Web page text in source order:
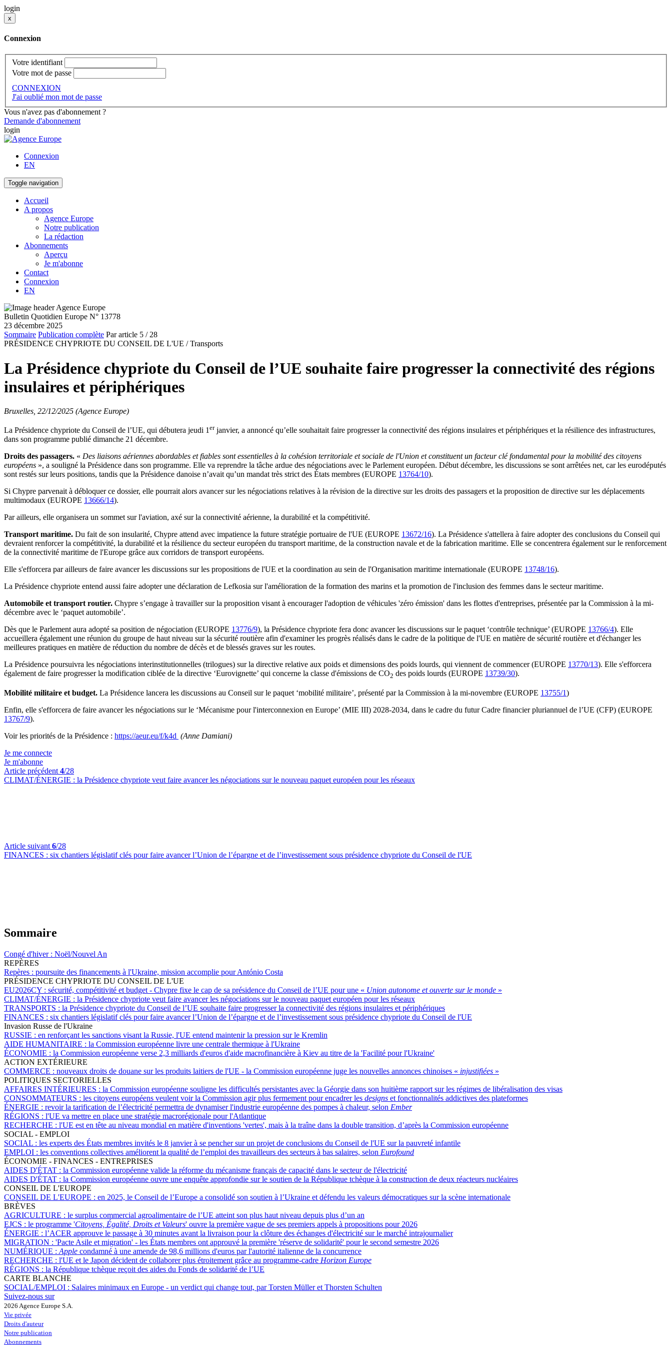
login
x
Connexion
Votre identifiant
Votre mot de passe
CONNEXION
J'ai oublié mon mot de passe
Vous n'avez pas d'abonnement ?
Demande d'abonnement
login
Connexion
EN
Toggle navigation
Accueil
A propos
Agence Europe
Notre publication
La rédaction
Abonnements
Aperçu
Je m'abonne
Contact
Connexion
EN
Bulletin Quotidien Europe N° 13778
23 décembre 2025
Sommaire Publication complète Par article 5 / 28
PRÉSIDENCE CHYPRIOTE DU CONSEIL DE L'UE / Transports
La Présidence chypriote du Conseil de l’UE souhaite faire progresser la connectivité des régions
insulaires et périphériques
Bruxelles, 22/12/2025 (Agence Europe)
La Présidence chypriote du Conseil de l’UE, qui débutera jeudi 1 erjanvier, a annoncé qu’elle souhaitait faire progresser la connectivité des régions insulaires et périphériques et la résilience des infrastructures,
dans son programme publié dimanche 21 décembre.
Droits des passagers. « Des liaisons aériennes abordables et fiables sont essentielles à la cohésion territoriale et sociale de l'Union et constituent un facteur clé fondamental pour la mobilité des citoyens
européens », a souligné la Présidence dans son programme. Elle va reprendre la tâche ardue des négociations avec le Parlement européen. Début décembre, les discussions se sont arrêtées net, car les eurodéputés
sont restés sur leurs positions, tandis que la Présidence danoise n’avait qu’un mandat très strict des États membres (EUROPE 13764/10).
Si Chypre parvenait à débloquer ce dossier, elle pourrait alors avancer sur les négociations relatives à la révision de la directive sur les droits des passagers et la proposition de directive sur les déplacements
multimodaux (EUROPE 13666/14).
Par ailleurs, elle organisera un sommet sur l'aviation, axé sur la connectivité aérienne, la durabilité et la compétitivité.
Transport maritime. Du fait de son insularité, Chypre attend avec impatience la future stratégie portuaire de l'UE (EUROPE 13672/16). La Présidence s'attellera à faire adopter des conclusions du Conseil qui
devraient renforcer la compétitivité, la durabilité et la résilience du secteur européen du transport maritime, de la construction navale et de la fabrication maritime. Elle se concentrera également sur le renforcement
de la connectivité maritime de l'Europe grâce aux corridors de transport européens.
Elle s'efforcera par ailleurs de faire avancer les discussions sur les propositions de l'UE et la coordination au sein de l'Organisation maritime internationale (EUROPE 13748/16).
La Présidence chypriote entend aussi faire adopter une déclaration de Lefkosia sur l'amélioration de la formation des marins et la promotion de l'inclusion des femmes dans le secteur maritime.
Automobile et transport routier. Chypre s’engage à travailler sur la proposition visant à encourager l'adoption de véhicules 'zéro émission' dans les flottes d'entreprises, présentée par la Commission à la mi-
décembre avec le ‘paquet automobile’.
Dès que le Parlement aura adopté sa position de négociation (EUROPE 13776/9), la Présidence chypriote fera donc avancer les discussions sur le paquet ‘contrôle technique’ (EUROPE 13766/4). Elle
accueillera également une réunion du groupe de haut niveau sur la sécurité routière afin d'examiner les progrès réalisés dans le cadre de la politique de l'UE en matière de sécurité routière et d'échanger les
meilleures pratiques en matière de réduction du nombre de décès et de blessés graves sur les routes.
La Présidence poursuivra les négociations interinstitutionnelles (trilogues) sur la directive relative aux poids et dimensions des poids lourds, qui viennent de commencer (EUROPE 13770/13). Elle s'efforcera
également de faire progresser la modification ciblée de la directive ‘Eurovignette’ qui concerne la classe d'émissions de CO2 des poids lourds (EUROPE 13739/30).
Mobilité militaire et budget. La Présidence lancera les discussions au Conseil sur le paquet ‘mobilité militaire’, présenté par la Commission à la mi-novembre (EUROPE 13755/1)
Enfin, elle s'efforcera de faire avancer les négociations sur le ‘Mécanisme pour l'interconnexion en Europe’ (MIE III) 2028-2034, dans le cadre du futur Cadre financier pluriannuel de l’UE (CFP) (EUROPE
13767/9).
Voir les priorités de la Présidence : https://aeur.eu/f/k4d (Anne Damiani)
Je me connecte
Je m'abonne
Article précédent 4/28
CLIMAT/ÉNERGIE : la Présidence chypriote veut faire avancer les négociations sur le nouveau paquet européen pour les réseaux
Article suivant 6/28
FINANCES : six chantiers législatif clés pour faire avancer l’Union de l’épargne et de l’investissement sous présidence chypriote du Conseil de l'UE
Sommaire
Congé d'hiver : Noël/Nouvel An
REPÈRES
Repères : poursuite des financements à l'Ukraine, mission accomplie pour António Costa
PRÉSIDENCE CHYPRIOTE DU CONSEIL DE L'UE
EU2026CY : sécurité, compétitivité et budget - Chypre fixe le cap de sa présidence du Conseil de l’UE pour une « Union autonome et ouverte sur le monde »
CLIMAT/ÉNERGIE : la Présidence chypriote veut faire avancer les négociations sur le nouveau paquet européen pour les réseaux
TRANSPORTS : la Présidence chypriote du Conseil de l’UE souhaite faire progresser la connectivité des régions insulaires et périphériques
FINANCES : six chantiers législatif clés pour faire avancer l’Union de l’épargne et de l’investissement sous présidence chypriote du Conseil de l'UE
Invasion Russe de l'Ukraine
RUSSIE : en renforçant les sanctions visant la Russie, l'UE entend maintenir la pression sur le Kremlin
AIDE HUMANITAIRE : la Commission européenne livre une centrale thermique à l'Ukraine
ÉCONOMIE : la Commission européenne verse 2,3 milliards d'euros d'aide macrofinancière à Kiev au titre de la 'Facilité pour l'Ukraine'
ACTION EXTÉRIEURE
COMMERCE : nouveaux droits de douane sur les produits laitiers de l'UE - la Commission européenne juge les nouvelles annonces chinoises « injustifiées »
POLITIQUES SECTORIELLES
AFFAIRES INTÉRIEURES : la Commission européenne souligne les difficultés persistantes avec la Géorgie dans son huitième rapport sur les régimes de libéralisation des visas
CONSOMMATEURS : les citoyens européens veulent voir la Commission agir plus fermement pour encadrer les designs et fonctionnalités addictives des plateformes
ÉNERGIE : revoir la tarification de l’électricité permettra de dynamiser l'industrie européenne des pompes à chaleur, selon Ember
RÉGIONS : l'UE va mettre en place une stratégie macrorégionale pour l'Atlantique
RECHERCHE : l'UE est en tête au niveau mondial en matière d'inventions 'vertes', mais à la traîne dans la double transition, d’après la Commission européenne
SOCIAL - EMPLOI
SOCIAL : les experts des États membres invités le 8 janvier à se pencher sur un projet de conclusions du Conseil de l'UE sur la pauvreté infantile
EMPLOI : les conventions collectives améliorent la qualité de l’emploi des travailleurs des secteurs à bas salaires, selon Eurofound
ÉCONOMIE - FINANCES - ENTREPRISES
AIDES D'ÉTAT : la Commission européenne valide la réforme du mécanisme français de capacité dans le secteur de l'électricité
AIDES D'ÉTAT : la Commission européenne ouvre une enquête approfondie sur le soutien de la République tchèque à la construction de deux réacteurs nucléaires
CONSEIL DE L'EUROPE
CONSEIL DE L'EUROPE : en 2025, le Conseil de l’Europe a consolidé son soutien à l’Ukraine et défendu les valeurs démocratiques sur la scène internationale
BRÈVES
AGRICULTURE : le surplus commercial agroalimentaire de l’UE atteint son plus haut niveau depuis plus d’un an
EJCS : le programme 'Citoyens, Égalité, Droits et Valeurs' ouvre la première vague de ses premiers appels à propositions pour 2026
ÉNERGIE : l’ACER approuve le passage à 30 minutes avant la livraison pour la clôture des échanges d'électricité sur le marché intrajournalier
MIGRATION : 'Pacte Asile et migration' - les États membres ont approuvé la première 'réserve de solidarité' pour le second semestre 2026
NUMÉRIQUE : Apple condamné à une amende de 98,6 millions d'euros par l'autorité italienne de la concurrence
RECHERCHE : l'UE et le Japon décident de collaborer plus étroitement grâce au programme-cadre Horizon Europe
RÉGIONS : la République tchèque reçoit des aides du Fonds de solidarité de l’UE
CARTE BLANCHE
SOCIAL/EMPLOI : Salaires minimaux en Europe - un verdict qui change tout, par Torsten Müller et Thorsten Schulten
Suivez-nous sur
2026 Agence Europe S.A.
Vie privée
Droits d'auteur
Notre publication
Abonnements